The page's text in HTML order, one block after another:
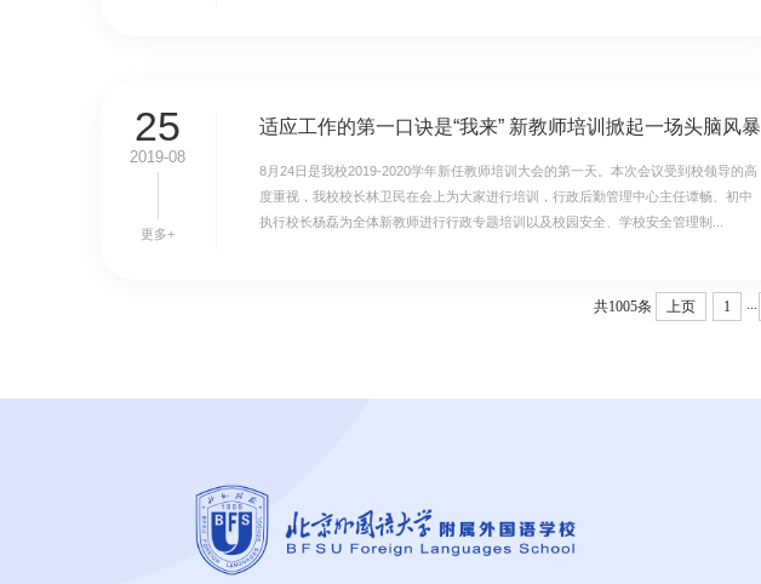
25
2019-08
更多+
适应工作的第一口诀是“我来” 新教师培训掀起一场头脑风暴
8月24日是我校2019-2020学年新任教师培训大会的第一天。本次会议受到校领导的高
度重视，我校校长林卫民在会上为大家进行培训，行政后勤管理中心主任谭畅、初中
执行校长杨磊为全体新教师进行行政专题培训以及校园安全、学校安全管理制...
共1005条 上页 1 ...